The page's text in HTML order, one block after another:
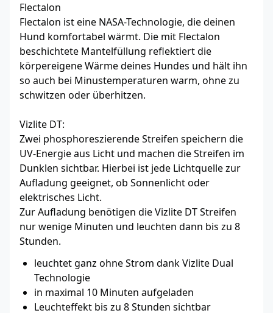
Flectalon
Flectalon ist eine NASA-Technologie, die deinen
Hund komfortabel wärmt. Die mit Flectalon
beschichtete Mantelfüllung reflektiert die
körpereigene Wärme deines Hundes und hält ihn
so auch bei Minustemperaturen warm, ohne zu
schwitzen oder überhitzen.
Vizlite DT:
Zwei phosphoreszierende Streifen speichern die
UV-Energie aus Licht und machen die Streifen im
Dunklen sichtbar. Hierbei ist jede Lichtquelle zur
Aufladung geeignet, ob Sonnenlicht oder
elektrisches Licht.
Zur Aufladung benötigen die Vizlite DT Streifen
nur wenige Minuten und leuchten dann bis zu 8
Stunden.
leuchtet ganz ohne Strom dank Vizlite Dual
Technologie
in maximal 10 Minuten aufgeladen
Leuchteffekt bis zu 8 Stunden sichtbar